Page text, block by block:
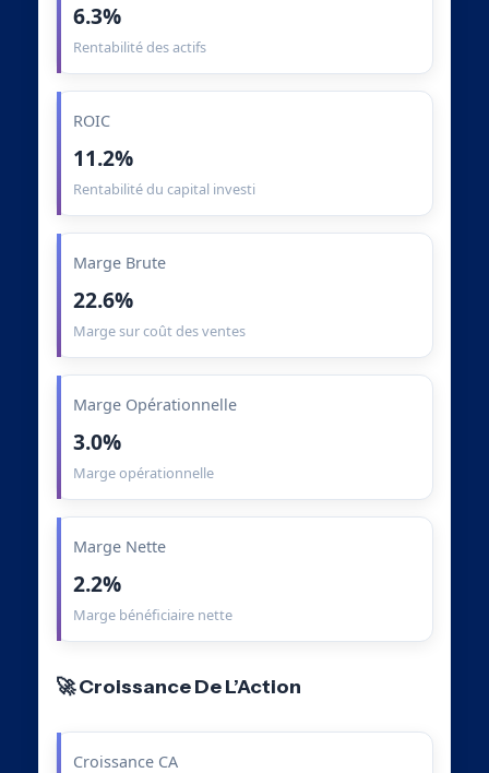
6.3%
Rentabilité des actifs
ROIC
11.2%
Rentabilité du capital investi
Marge Brute
22.6%
Marge sur coût des ventes
Marge Opérationnelle
3.0%
Marge opérationnelle
Marge Nette
2.2%
Marge bénéficiaire nette
🚀 Croissance De L’Action
Croissance CA